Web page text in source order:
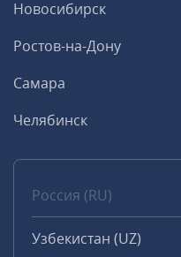
Новосибирск
Ростов-на-Дону
Самара
Челябинск
Россия (RU)
Узбекистан (UZ)